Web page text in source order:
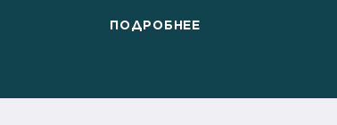
ПОДРОБНЕЕ